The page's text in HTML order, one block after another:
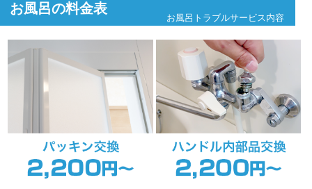
お風呂の料金表
お風呂トラブルサービス内容